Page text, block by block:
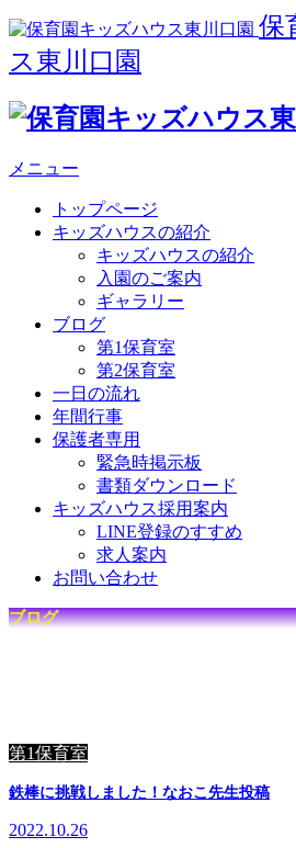
保
ス東川口園
メニュー
トップページ
キッズハウスの紹介
キッズハウスの紹介
入園のご案内
ギャラリー
ブログ
第1保育室
第2保育室
一日の流れ
年間行事
保護者専用
緊急時掲示板
書類ダウンロード
キッズハウス採用案内
LINE登録のすすめ
求人案内
お問い合わせ
ブログ
第1保育室
鉄棒に挑戦しました！なおこ先生投稿
2022.10.26